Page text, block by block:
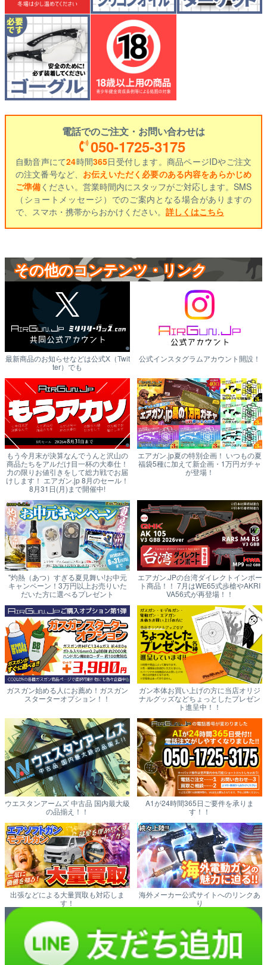
電話でのご注文・お問い合わせは
050-1725-3175
自動音声にて24時間365日受付します。商品ページIDやご注文
の注文番号など、 お伝えいただく必要のある内容をあらかじめ
ご準備ください。営業時間内にスタッフがご対応します。SMS
（ショートメッセージ）でのご案内となる場合がありますの
で、スマホ・携帯からおかけください。 詳しくはこちら
その他のコンテンツ・リンク
最新商品のお知らせなどは公式X（Twit
ter）でも
公式インスタグラムアカウント開設！
もう今月末が決算なんでうんと沢山の
商品たちをアルだけ目一杯の大奉仕！
力の限りお値引きをして総力戦でお届
けします！ エアガン.jp 8月のセール！
8月31日(月)まで開催中!
エアガン.jp夏の特別企画！ いつもの夏
福袋5種に加えて新企画・1万円ガチャ
が登場！
"灼熱（あつ）すぎる夏見舞い!お中元
キャンペーン！3万円以上お売りいた
だいた方に選べるプレゼント
エアガン.JPの台湾ダイレクトインポー
ト商品！！ 7月はWE65式歩槍やAKRI
VA56式が再登場！！
ガスガン始める人にお薦め！ガスガン
スターターオプション！！
ガン本体お買い上げの方に当店オリジ
ナルグッズなどちょっとしたプレゼン
ト進呈中！！
ウエスタンアームズ 中古品 国内最大級
の品揃え！！
A1が24時間365日ご要件を承りま
す！！
出張などによる大量買取も対応しま
す！
海外メーカー公式サイトへのリンクあ
り